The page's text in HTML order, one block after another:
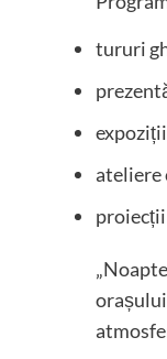
tururi
ateliere